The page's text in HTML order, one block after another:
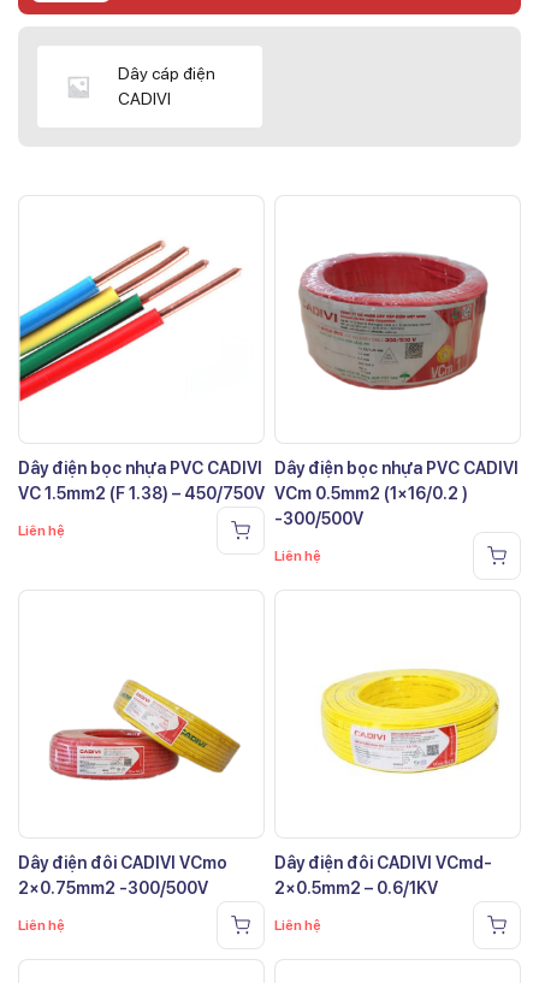
Dây cáp điện
CADIVI
Dây điện bọc nhựa PVC CADIVI
VC 1.5mm2 (F 1.38) – 450/750V
Liên hệ
Dây điện bọc nhựa PVC CADIVI
VCm 0.5mm2 (1×16/0.2 )
-300/500V
Liên hệ
Dây điện đôi CADIVI VCmo
2×0.75mm2 -300/500V
Liên hệ
Dây điện đôi CADIVI VCmd-
2×0.5mm2 – 0.6/1KV
Liên hệ